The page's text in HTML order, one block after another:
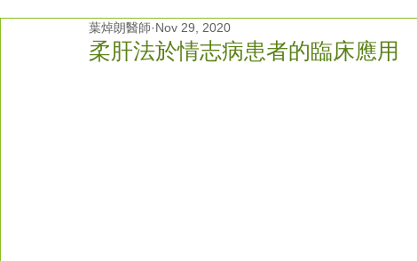
柔肝法於情志病患者的臨床應用
葉焯朗醫師 Nov 29, 2020